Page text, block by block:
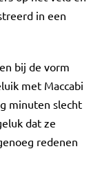
in een
bij de vorm
met Maccabi
minuten slecht
dat ze
redenen